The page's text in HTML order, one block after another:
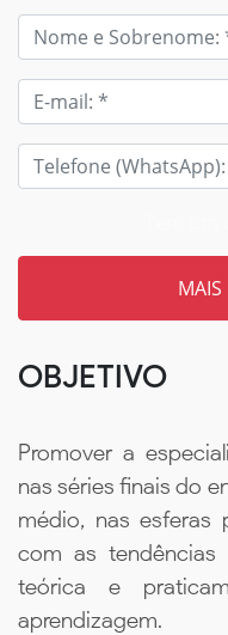
OBJETIVO
Promover a
nas séries finais do
médio, nas esferas
com as
teórica e
aprendizagem.